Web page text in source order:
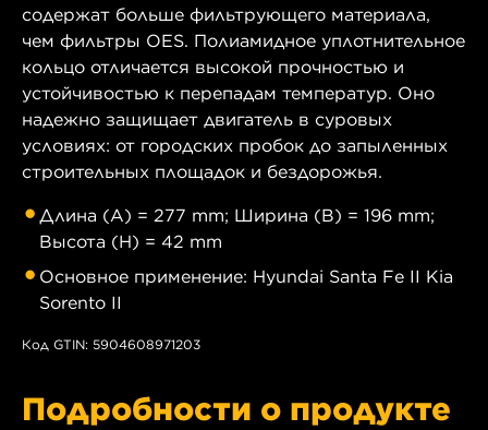
содержат больше фильтрующего материала,
чем фильтры OES. Полиамидное уплотнительное
кольцо отличается высокой прочностью и
устойчивостью к перепадам температур. Оно
надежно защищает двигатель в суровых
условиях: от городских пробок до запыленных
строительных площадок и бездорожья.
Длина (A) = 277 mm; Ширина (B) = 196 mm;
Высота (H) = 42 mm
Основное применение: Hyundai Santa Fe II Kia
Sorento II
Код GTIN: 5904608971203
Подробности о продукте